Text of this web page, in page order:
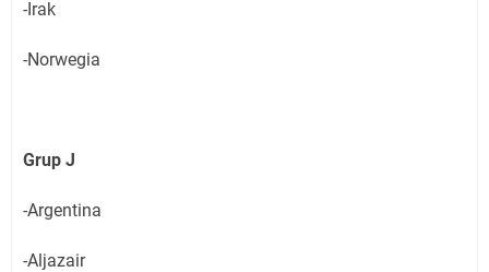
-Irak
-Norwegia
Grup J
-Argentina
-Aljazair